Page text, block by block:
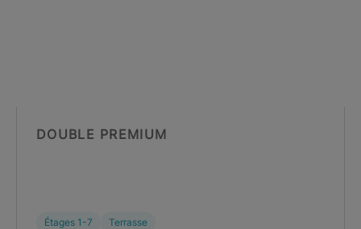
DOUBLE PREMIUM
Étages 1-7 Terrasse